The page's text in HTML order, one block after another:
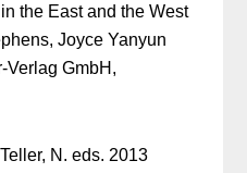
the East and the West
Joyce Yanyun
Verlag GmbH,
N. eds. 2013